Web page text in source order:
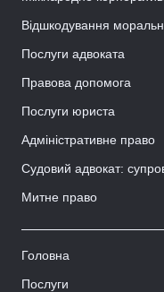
Відшкодування
Послуги адвоката
Правова допомога
Послуги юриста
Адміністративне право
Судовий адвокат:
Митне право
Головна
Послуги